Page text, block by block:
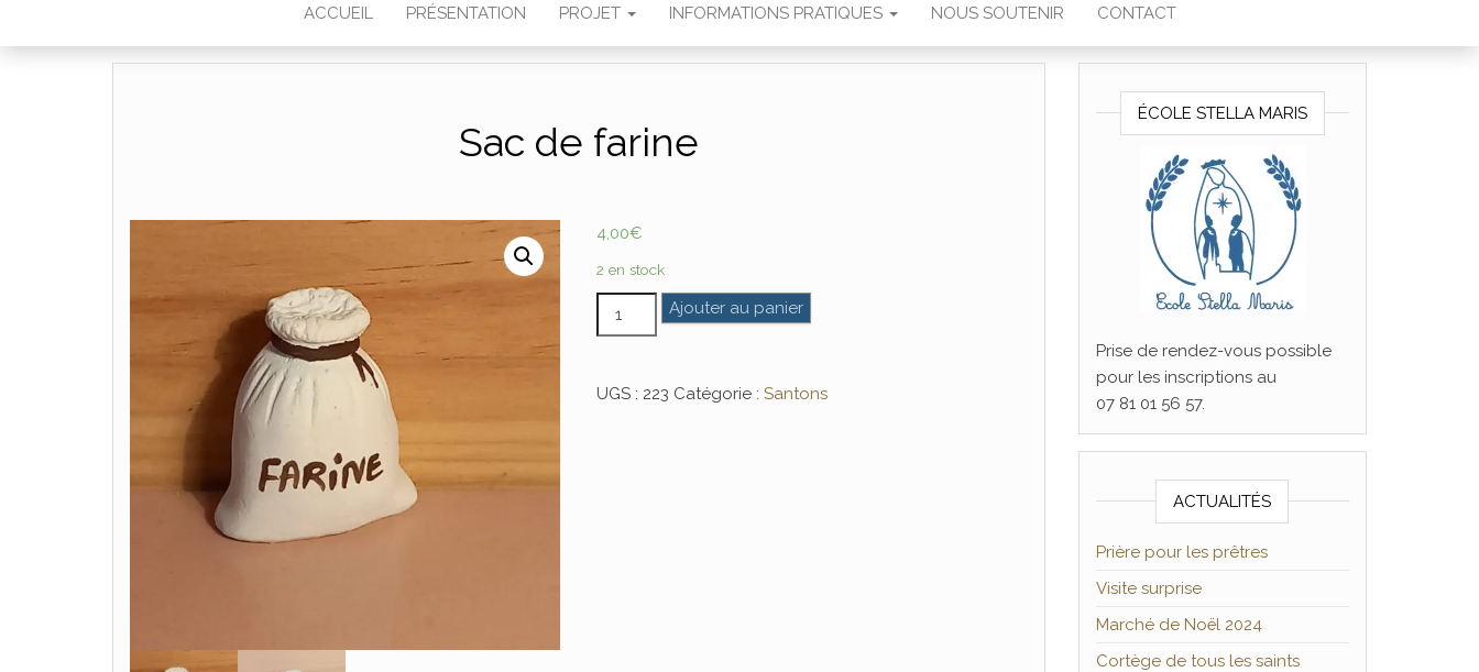
ACCUEIL PRÉSENTATION PROJET INFORMATIONS PRATIQUES NOUS SOUTENIR CONTACT
Sac de farine
4,00€
2 en stock
quantité de Sac de farine
Ajouter au panier
UGS : 223 Catégorie :Santons
ÉCOLE STELLA MARIS
Prise de rendez-vous possible
pour les inscriptions au
07 81 01 56 57.
ACTUALITÉS
Prière pour les prêtres
Visite surprise
Marché de Noël 2024
Cortège de tous les saints